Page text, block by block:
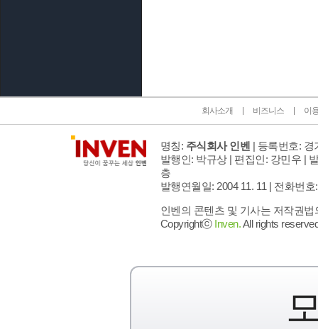
회사소개 비즈니스 이
명칭: 주식회사 인벤 | 등록번호: 경
발행인: 박규상 | 편집인: 강민우 |
층
발행연월일: 2004 11. 11 | 전화번호
인벤의 콘텐츠 및 기사는 저작권
Copyrightⓒ Inven.All rights